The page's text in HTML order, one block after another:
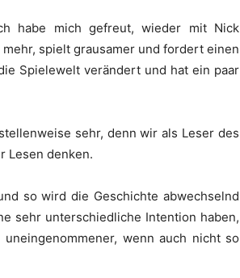
habe mich gefreut, wieder mit Nick
spielt grausamer und fordert einen
Spielewelt verändert und hat ein paar
sehr, denn wir als Leser des
Lesen denken.
so wird die Geschichte abwechselnd
sehr unterschiedliche Intention haben,
wenn auch nicht so